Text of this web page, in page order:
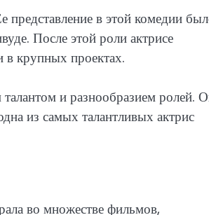
в этой комедии
После этой роли актрисе
в крупных проектах.
и разнообразием ролей.
из самых талантливых актрис
во множестве фильмов,